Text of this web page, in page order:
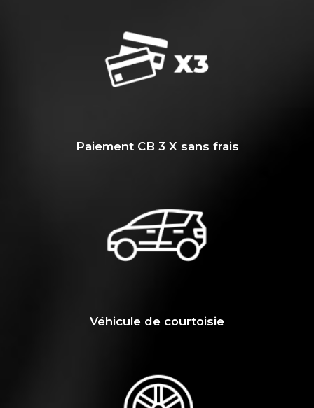
Paiement CB 3 X sans frais
Véhicule de courtoisie